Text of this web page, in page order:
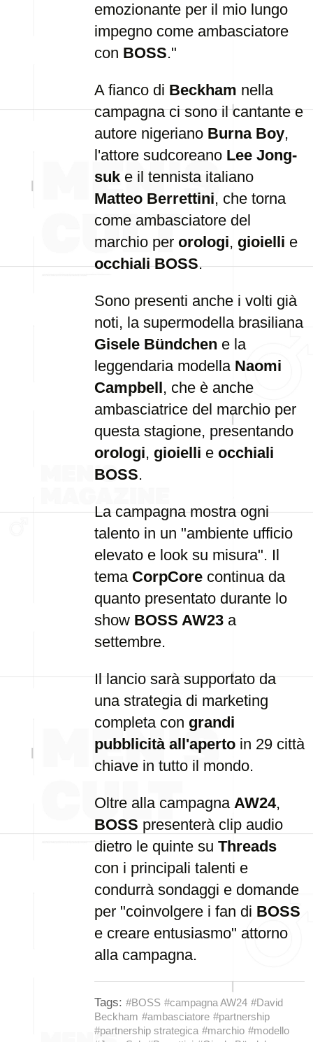
emozionante per il mio lungo
impegno come ambasciatore
con BOSS."
A fianco di Beckham nella
campagna ci sono il cantante e
autore nigeriano Burna Boy,
l'attore sudcoreano Lee Jong-
suk e il tennista italiano
Matteo Berrettini, che torna
come ambasciatore del
marchio per orologi, gioielli e
occhiali BOSS.
Sono presenti anche i volti già
noti, la supermodella brasiliana
Gisele Bündchen e la
leggendaria modella Naomi
Campbell, che è anche
ambasciatrice del marchio per
questa stagione, presentando
orologi, gioielli e occhiali
BOSS.
La campagna mostra ogni
talento in un "ambiente ufficio
elevato e look su misura". Il
tema CorpCore continua da
quanto presentato durante lo
show BOSS AW23 a
settembre.
Il lancio sarà supportato da
una strategia di marketing
completa con grandi
pubblicità all'aperto in 29 città
chiave in tutto il mondo.
Oltre alla campagna AW24,
BOSS presenterà clip audio
dietro le quinte su Threads
con i principali talenti e
condurrà sondaggi e domande
per "coinvolgere i fan di BOSS
e creare entusiasmo" attorno
alla campagna.
Tags: #BOSS #campagna AW24 #David
Beckham #ambasciatore #partnership
#partnership strategica #marchio #modello